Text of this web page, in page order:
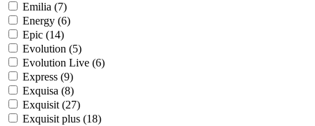
Emilia (7)
Energy (6)
Epic (14)
Evolution (5)
Evolution Live (6)
Express (9)
Exquisa (8)
Exquisit (27)
Exquisit plus (18)